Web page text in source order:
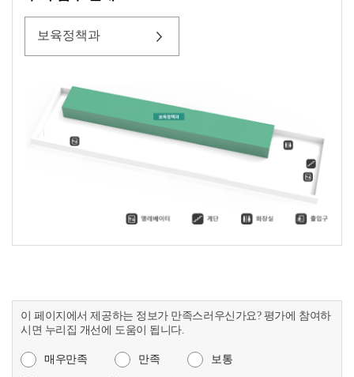
보육정책과
이 페이지에서 제공하는 정보가 만족스러우신가요? 평가에 참여하
시면 누리집 개선에 도움이 됩니다.
매우만족 만족 보통